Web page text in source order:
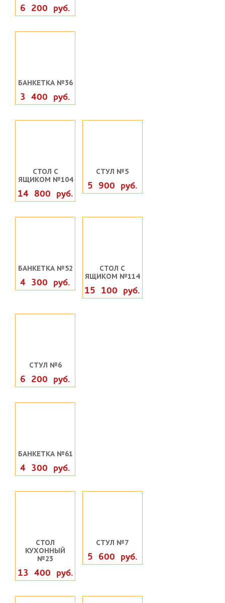
6 200 руб.
БАНКЕТКА №36
3 400 руб.
СТОЛ С
ЯЩИКОМ №104
14 800 руб.
СТУЛ №5
5 900 руб.
БАНКЕТКА №52
4 300 руб.
СТОЛ С
ЯЩИКОМ №114
15 100 руб.
СТУЛ №6
6 200 руб.
БАНКЕТКА №61
4 300 руб.
СТОЛ
КУХОННЫЙ
№23
13 400 руб.
СТУЛ №7
5 600 руб.